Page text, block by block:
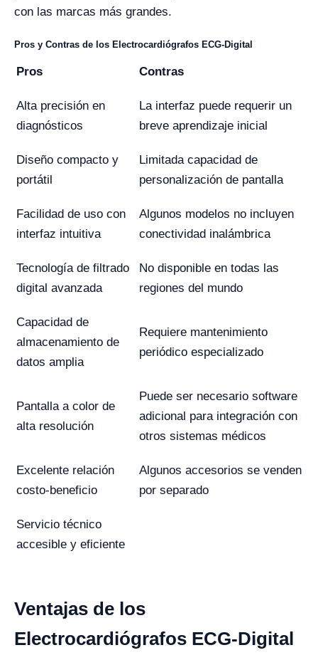
con las marcas más grandes.
Pros y Contras de los Electrocardiógrafos ECG-Digital
Pros Contras
Alta precisión en
diagnósticos
La interfaz puede requerir un
breve aprendizaje inicial
Diseño compacto y
portátil
Limitada capacidad de
personalización de pantalla
Facilidad de uso con
interfaz intuitiva
Algunos modelos no incluyen
conectividad inalámbrica
Tecnología de filtrado
digital avanzada
No disponible en todas las
regiones del mundo
Capacidad de
almacenamiento de
datos amplia
Requiere mantenimiento
periódico especializado
Pantalla a color de
alta resolución
Puede ser necesario software
adicional para integración con
otros sistemas médicos
Excelente relación
costo-beneficio
Algunos accesorios se venden
por separado
Servicio técnico
accesible y eficiente
Ventajas de los
Electrocardiógrafos ECG-Digital